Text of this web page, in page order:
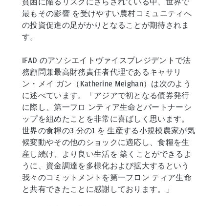
貧困に陥るリスクにさらされている中、世界で
最もその影響 を受けやすい農村コミュニティへ
の投資促進の足がかりとなることが期待されま
す。
IFAD のアソシエイトヴァイスプレジデントで法
務顧問兼最高財務責任者代理であるキャサリ
ン・メイ ガン（Katherine Meighan）は次のよう
に述べています。「アジアで初となる債券発行
に際し、第一フロ ンティア生命とパートナーシ
ップを組めたことを非常に喜ばしく思います。
世界の食糧の3 分の1 を 生産する小規模農家が気
候変動やその他のショックに適応し、食糧を生
産し続け、より良い生活を 築くことができるよ
うに、資金調達を多様化および拡大するという
我々のコミットメントを第一フロン ティア生命
と共有できたことに感謝しております。」